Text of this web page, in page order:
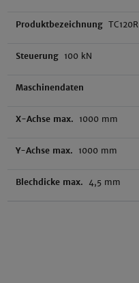
Produktbezeichnung TC120R
Steuerung 100 kN
Maschinendaten
X-Achse max. 1000 mm
Y-Achse max. 1000 mm
Blechdicke max. 4,5 mm